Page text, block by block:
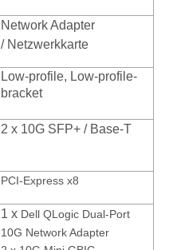
Network Adapter
/ Netzwerkkarte
Low-profile, Low-profile-
bracket
2 x 10G SFP+ / Base-T
PCI-Express x8
1 x Dell QLogic Dual-Port
10G Network Adapter